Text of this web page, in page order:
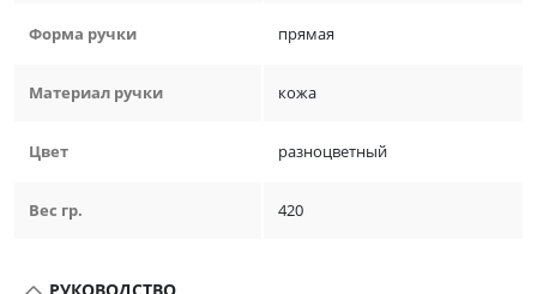
Форма ручки прямая
Материал ручки кожа
Цвет разноцветный
Вес гр. 420